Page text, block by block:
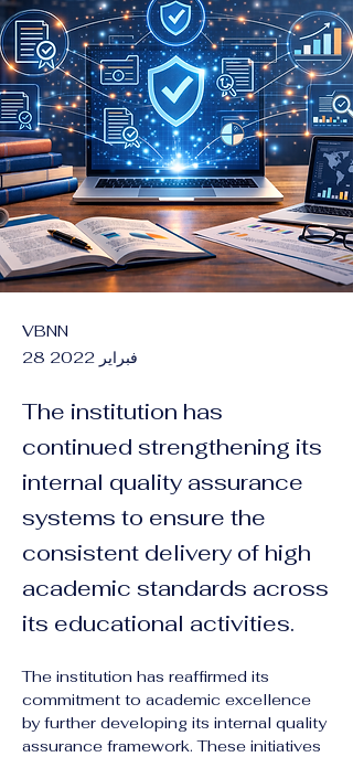
VBNN
28 فبراير 2022
The institution has
continued strengthening its
internal quality assurance
systems to ensure the
consistent delivery of high
academic standards across
its educational activities.
The institution has reaffirmed its
commitment to academic excellence
by further developing its internal quality
assurance framework. These initiatives